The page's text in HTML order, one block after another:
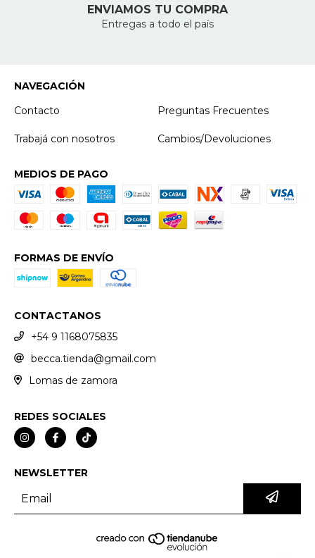
ENVIAMOS TU COMPRA
Entregas a todo el país
NAVEGACIÓN
Contacto
Preguntas Frecuentes
Trabajá con nosotros Cambios/Devoluciones
MEDIOS DE PAGO
FORMAS DE ENVÍO
CONTACTANOS
+54 9 1168075835
becca.tienda@gmail.com
Lomas de zamora
REDES SOCIALES
NEWSLETTER